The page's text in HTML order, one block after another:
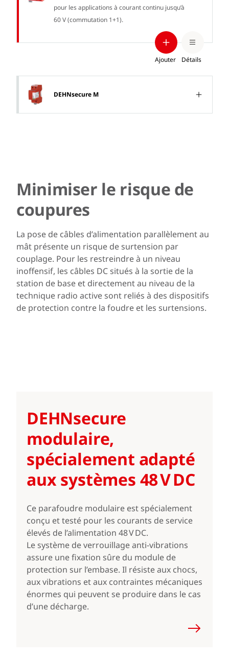
pour les applications à courant continu jusqu’à
60 V (commutation 1+1).
Ajouter Détails
DEHNsecure M
Minimiser le risque de
coupures
La pose de câbles d’alimentation parallèlement au
mât présente un risque de surtension par
couplage. Pour les restreindre à un niveau
inoffensif, les câbles DC situés à la sortie de la
station de base et directement au niveau de la
technique radio active sont reliés à des dispositifs
de protection contre la foudre et les surtensions.
DEHNsecure
modulaire,
spécialement adapté
aux systèmes 48 V DC
Ce parafoudre modulaire est spécialement
conçu et testé pour les courants de service
élevés de l’alimentation 48 V DC.
Le système de verrouillage anti-vibrations
assure une fixation sûre du module de
protection sur l’embase. Il résiste aux chocs,
aux vibrations et aux contraintes mécaniques
énormes qui peuvent se produire dans le cas
d’une décharge.